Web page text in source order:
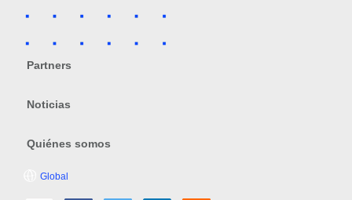
Partners
Noticias
Quiénes somos
Global